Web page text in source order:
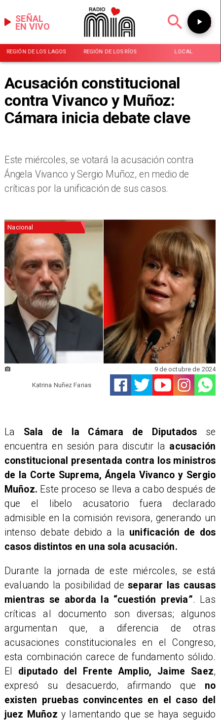
EN VIVO
SEÑAL
REGIÓN DE LOS LAGOS REGIÓN DE LOS RÍOS LOCAL
Acusación constitucional
contra Vivanco y Muñoz:
Cámara inicia debate clave
​Este miércoles, se votará la acusación contra
Ángela Vivanco y Sergio Muñoz, en medio de
críticas por la unificación de sus casos.
Nacional
Katrina Nuñez Farias
9 de octubre de 2024
La Sala de la Cámara de Diputados se
encuentra en sesión para discutir la acusación
constitucional presentada contra los ministros
de la Corte Suprema, Ángela Vivanco y Sergio
Muñoz. Este proceso se lleva a cabo después de
que el libelo acusatorio fuera declarado
admisible en la comisión revisora, generando un
intenso debate debido a la unificación de dos
casos distintos en una sola acusación.
Durante la jornada de este miércoles, se está
evaluando la posibilidad deseparar las causas
mientras se aborda la “cuestión previa”. Las
críticas al documento son diversas; algunos
argumentan que, a diferencia de otras
acusaciones constitucionales en el Congreso,
esta combinación carece de fundamento sólido.
El diputado del Frente Amplio, Jaime Saez,
expresó su desacuerdo, afirmando que no
existen pruebas convincentes en el caso del
juez Muñozy lamentando que se haya seguido